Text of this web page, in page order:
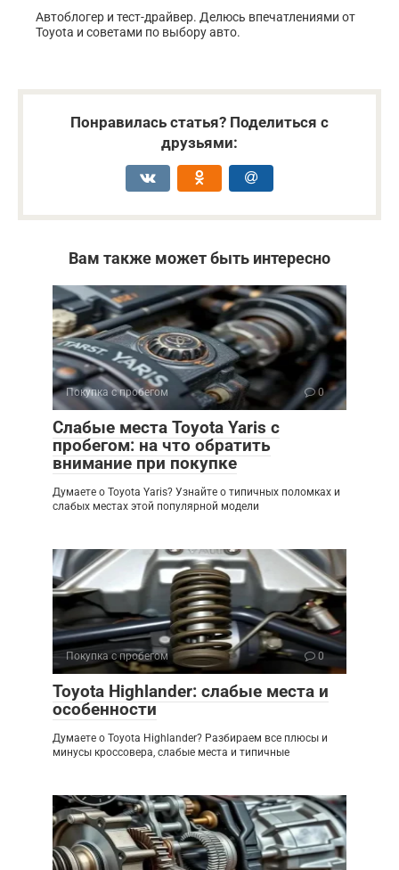
Автоблогер и тест-драйвер. Делюсь впечатлениями от
Toyota и советами по выбору авто.
Понравилась статья? Поделиться с
друзьями:
Вам также может быть интересно
Покупка с пробегом 0
Слабые места Toyota Yaris с
пробегом: на что обратить
внимание при покупке
Думаете о Toyota Yaris? Узнайте о типичных поломках и
слабых местах этой популярной модели
Покупка с пробегом 0
Toyota Highlander: слабые места и
особенности
Думаете о Toyota Highlander? Разбираем все плюсы и
минусы кроссовера, слабые места и типичные